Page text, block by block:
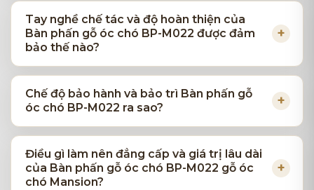
Tay nghề chế tác và độ hoàn thiện của
Bàn phấn gỗ óc chó BP-M022 được đảm
bảo thế nào?
Chế độ bảo hành và bảo trì Bàn phấn gỗ
óc chó BP-M022 ra sao?
Điều gì làm nên đẳng cấp và giá trị lâu dài
của Bàn phấn gỗ óc chó BP-M022 gỗ óc
chó Mansion?